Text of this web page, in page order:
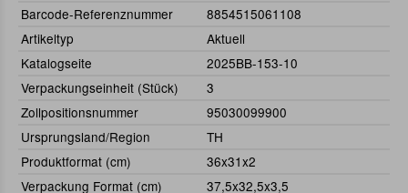
Barcode-Referenznummer
8854515061108
Artikeltyp
Aktuell
Katalogseite
2025BB-153-10
Verpackungseinheit (Stück)
3
Zollpositionsnummer
95030099900
Ursprungsland/Region
TH
Produktformat (cm)
36x31x2
Verpackung Format (cm)
37,5x32,5x3,5